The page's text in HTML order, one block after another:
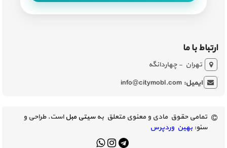
ارتباط با ما
تهران - چهاردانگه
ایمیل:info@citymobl.com
تمامی حقوق مادی و معنوی متعلق بهسیتی مبلاست. طراحی و
سئو: بهین وردپرس